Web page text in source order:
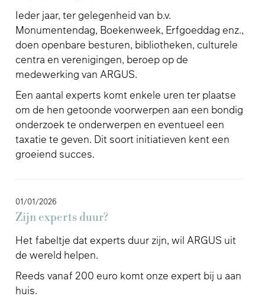
Ieder jaar, ter gelegenheid van b.v.
Monumentendag, Boekenweek, Erfgoeddag enz.,
doen openbare besturen, bibliotheken, culturele
centra en verenigingen, beroep op de
medewerking van ARGUS.
Een aantal experts komt enkele uren ter plaatse
om de hen getoonde voorwerpen aan een bondig
onderzoek te onderwerpen en eventueel een
taxatie te geven. Dit soort initiatieven kent een
groeiend succes.
01/01/2026
Zijn experts duur?
Het fabeltje dat experts duur zijn, wil ARGUS uit
de wereld helpen.
Reeds vanaf 200 euro komt onze expert bij u aan
huis.